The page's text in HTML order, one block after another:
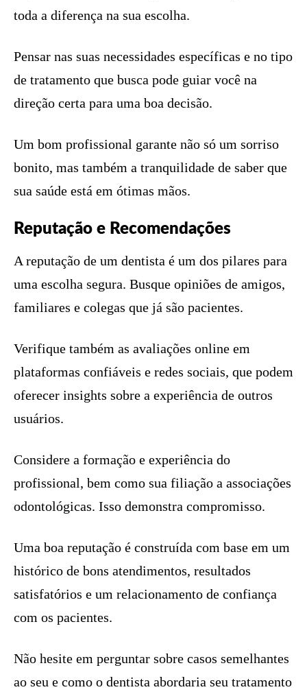
toda a diferença na sua escolha.
Pensar nas suas necessidades específicas e no tipo
de tratamento que busca pode guiar você na
direção certa para uma boa decisão.
Um bom profissional garante não só um sorriso
bonito, mas também a tranquilidade de saber que
sua saúde está em ótimas mãos.
Reputação e Recomendações
A reputação de um dentista é um dos pilares para
uma escolha segura. Busque opiniões de amigos,
familiares e colegas que já são pacientes.
Verifique também as avaliações online em
plataformas confiáveis e redes sociais, que podem
oferecer insights sobre a experiência de outros
usuários.
Considere a formação e experiência do
profissional, bem como sua filiação a associações
odontológicas. Isso demonstra compromisso.
Uma boa reputação é construída com base em um
histórico de bons atendimentos, resultados
satisfatórios e um relacionamento de confiança
com os pacientes.
Não hesite em perguntar sobre casos semelhantes
ao seu e como o dentista abordaria seu tratamento